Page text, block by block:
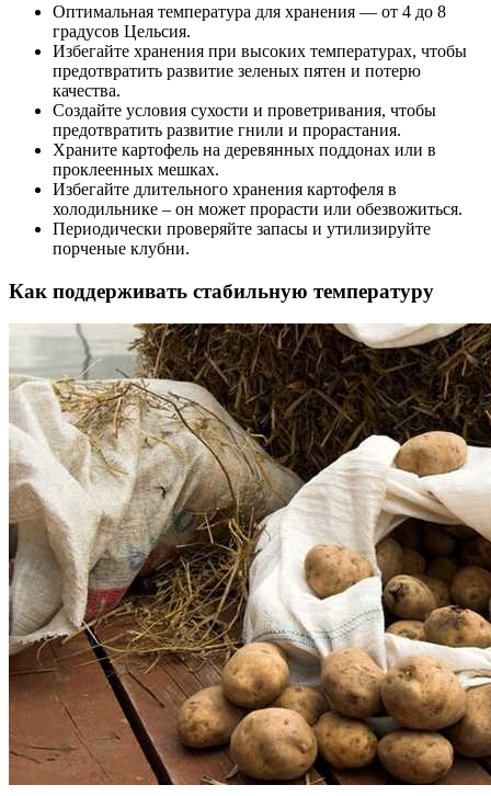
Оптимальная температура для хранения — от 4 до 8
градусов Цельсия.
Избегайте хранения при высоких температурах, чтобы
предотвратить развитие зеленых пятен и потерю
качества.
Создайте условия сухости и проветривания, чтобы
предотвратить развитие гнили и прорастания.
Храните картофель на деревянных поддонах или в
проклеенных мешках.
Избегайте длительного хранения картофеля в
холодильнике – он может прорасти или обезвожиться.
Периодически проверяйте запасы и утилизируйте
порченые клубни.
Как поддерживать стабильную температуру